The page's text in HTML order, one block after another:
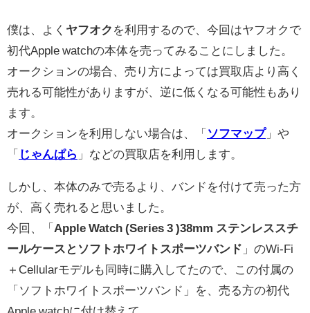
僕は、よく ヤフオク を利用するので、今回はヤフオクで
初代Apple watchの本体を売ってみることにしました。
オークションの場合、売り方によっては買取店より高く
売れる可能性がありますが、逆に低くなる可能性もあり
ます。
オークションを利用しない場合は、「 ソフマップ」や
「 じゃんぱら 」などの買取店を利用します。
しかし、本体のみで売るより、バンドを付けて売った方
が、高く売れると思いました。
今回、「 Apple Watch (Series 3 )38mm ステンレススチ
ールケースとソフトホワイトスポーツバンド 」のWi-Fi
＋Cellularモデルも同時に購入してたので、この付属の
「ソフトホワイトスポーツバンド」を、売る方の初代
Apple watchに付け替えて、